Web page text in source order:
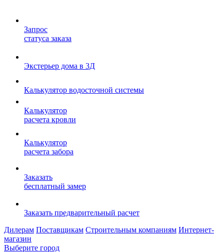
Запрос
статуса заказа
Экстерьер дома в 3Д
Калькулятор водосточной системы
Калькулятор
расчета кровли
Калькулятор
расчета забора
Заказать
бесплатный замер
Заказать предварительный расчет
Дилерам Поставщикам Строительным компаниям Интернет-
магазин
Выберите город